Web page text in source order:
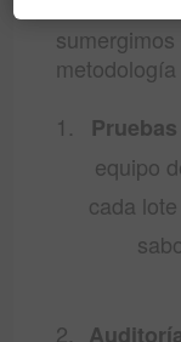
equipo
cada